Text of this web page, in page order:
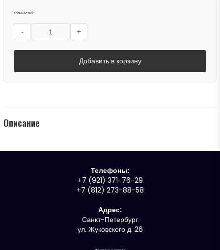
Количество:
- +
Добавить в корзину
Описание
Телефоны:
+7 (921) 371-76-29
+7 (812) 273-88-58
Адрес:
Санкт-Петербург
ул. Жуковского д. 26